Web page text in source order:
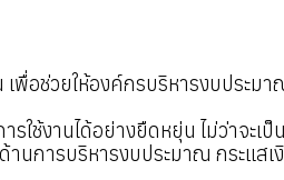
พื่อช่วยให้องค์กรบริหารงบประ
ช้งานได้อย่างยืดหยุ่น ไม่ว่าจะเ
านการบริหารงบประมาณ กระแส